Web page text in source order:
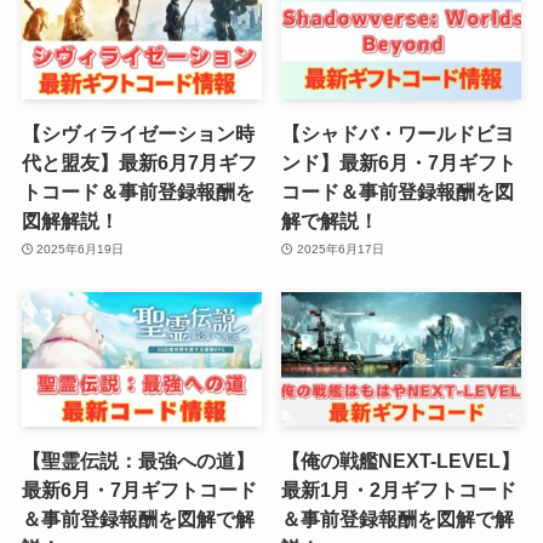
【シヴィライゼーション時
代と盟友】最新6月7月ギフ
トコード＆事前登録報酬を
図解解説！
2025年6月19日
【シャドバ・ワールドビヨ
ンド】最新6月・7月ギフト
コード＆事前登録報酬を図
解で解説！
2025年6月17日
【聖霊伝説：最強への道】
最新6月・7月ギフトコード
＆事前登録報酬を図解で解
【俺の戦艦NEXT-LEVEL】
最新1月・2月ギフトコード
＆事前登録報酬を図解で解